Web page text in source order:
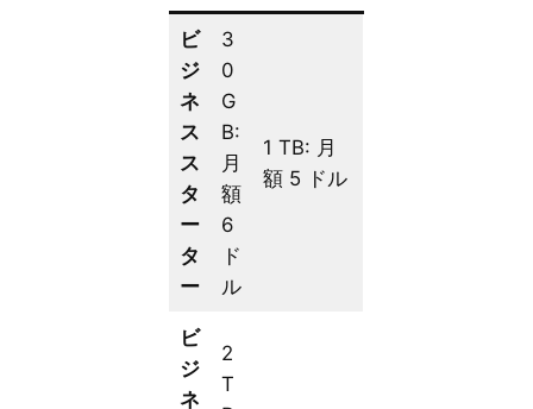
ビ
ジ
ネ
ス
ス
タ
ー
タ
ー
3
0
G
B:
月
額
6
ド
ル
1 TB: 月
額 5 ドル
ビ
ジ
ネ
2
T